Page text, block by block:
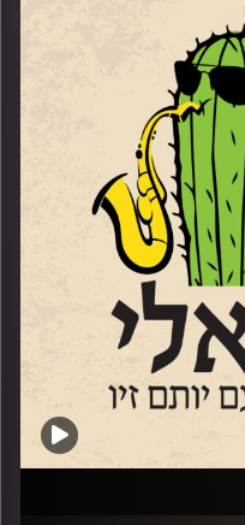
הוא היה (ועדיין)
שממשיך להופיע גם
לאולפן עם אלבום
השנה. אלבום
יכול להגיע בתאריך